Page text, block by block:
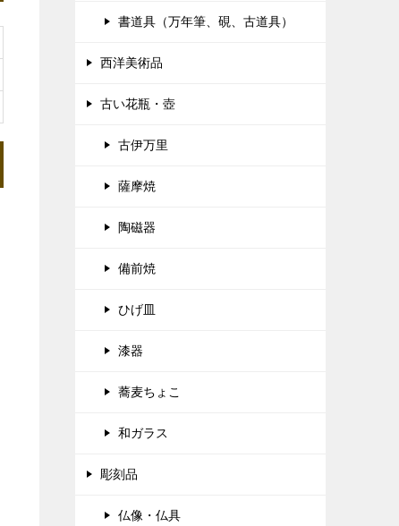
書道具（万年筆、硯、古道具）
西洋美術品
古い花瓶・壺
古伊万里
薩摩焼
陶磁器
備前焼
ひげ皿
漆器
蕎麦ちょこ
和ガラス
彫刻品
仏像・仏具